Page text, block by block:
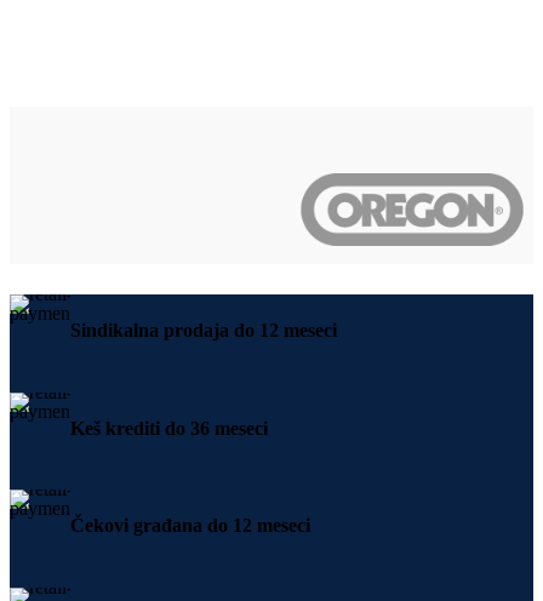
Sindikalna prodaja do 12 meseci
Keš krediti do 36 meseci
Čekovi građana do 12 meseci